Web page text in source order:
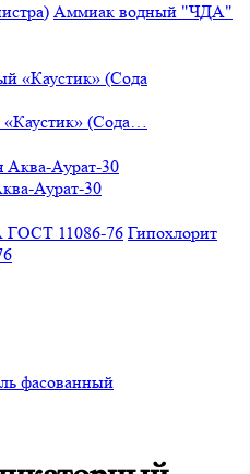
Аммиак водный "ЧДА"
(Сода…
Аурат-30
Гипохлорит
фасованный